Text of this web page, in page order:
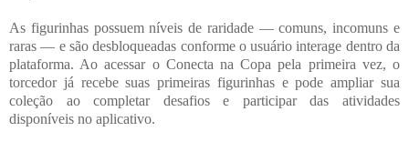
As figurinhas possuem níveis de raridade — comuns, incomuns e
raras — e são desbloqueadas conforme o usuário interage dentro da
plataforma. Ao acessar o Conecta na Copa pela primeira vez, o
torcedor já recebe suas primeiras figurinhas e pode ampliar sua
coleção ao completar desafios e participar das atividades
disponíveis no aplicativo.